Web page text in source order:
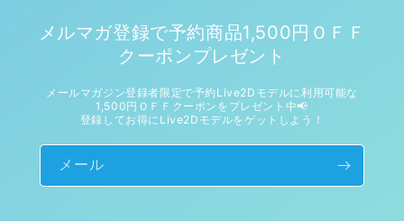
メルマガ登録で予約商品1,500円ＯＦＦ
クーポンプレゼント
メールマガジン登録者限定で予約Live2Dモデルに利用可能な
1,500円ＯＦＦクーポンをプレゼント中📢
登録してお得にLive2Dモデルをゲットしよう！
メール